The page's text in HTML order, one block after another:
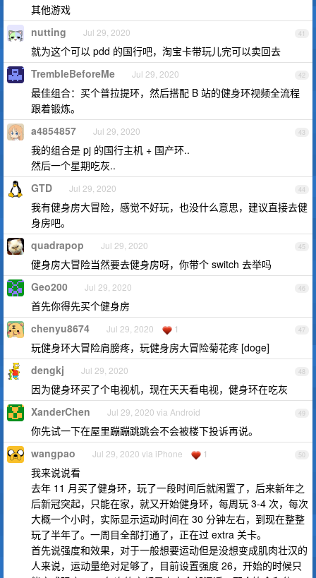
其他游戏
41
nutting Jul 29, 2020
就为这个可以 pdd 的国行吧，淘宝卡带玩儿完可以卖回去
42
TrembleBeforeMe Jul 29, 2020
最佳组合：买个普拉提环，然后搭配 B 站的健身环视频全流程
跟着锻炼。
43
a4854857 Jul 29, 2020
我的组合是 pj 的国行主机 + 国产环..
然后一个星期吃灰..
44
GTD Jul 29, 2020
我有健身房大冒险，感觉不好玩，也没什么意思，建议直接去健
身房吧。
45
quadrapop Jul 29, 2020
健身房大冒险当然要去健身房呀，你带个 switch 去举吗
46
Geo200 Jul 29, 2020
首先你得先买个健身房
47
chenyu8674 Jul 29, 2020 1
玩健身环大冒险肩膀疼，玩健身房大冒险菊花疼 [doge]
48
dengkj Jul 29, 2020
因为健身环买了个电视机，现在天天看电视，健身环在吃灰
49
XanderChen Jul 29, 2020 via Android
你先试一下在屋里蹦蹦跳跳会不会被楼下投诉再说。
50
wangpao Jul 29, 2020 via iPhone 1
我来说说看
去年 11 月买了健身环，玩了一段时间后就闲置了，后来新年之
后新冠突起，只能在家，就又开始健身环，每周玩 3-4 次，每次
大概一个小时，实际显示运动时间在 30 分钟左右，到现在整整
玩了半年了。一周目全部打通了，正在过 extra 关卡。
首先说强度和效果，对于一般想要运动但是没想变成肌肉壮汉的
人来说，运动量绝对足够了，目前设置强度 26，开始的时候只